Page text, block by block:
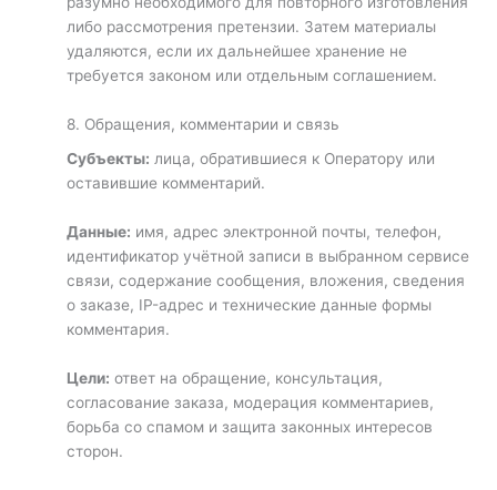
либо рассмотрения претензии. Затем материалы
удаляются, если их дальнейшее хранение не
требуется законом или отдельным соглашением.
8. Обращения, комментарии и связь
Субъекты: лица, обратившиеся к Оператору или
оставившие комментарий.
Данные: имя, адрес электронной почты, телефон,
идентификатор учётной записи в выбранном сервисе
связи, содержание сообщения, вложения, сведения
о заказе, IP-адрес и технические данные формы
комментария.
Цели: ответ на обращение, консультация,
согласование заказа, модерация комментариев,
борьба со спамом и защита законных интересов
сторон.